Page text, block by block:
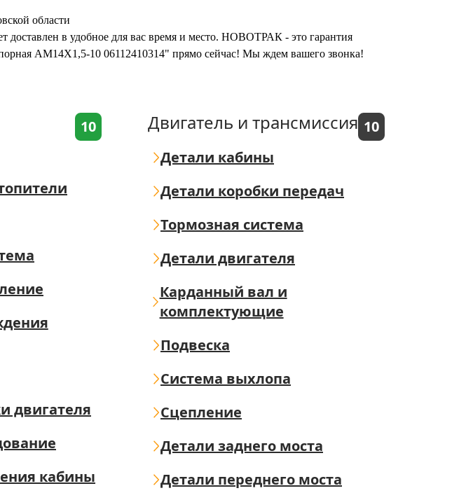
области
доставлен в удобное для вас время и место. НОВОТРАК - это гарантия
AM14X1,5-10 06112410314" прямо сейчас! Мы ждем вашего звонка!
10
двигателя
кабины
Двигатель и трансмиссия 10
Детали кабины
Детали коробки передач
Тормозная система
Детали двигателя
Карданный вал и
комплектующие
Подвеска
Система выхлопа
Сцепление
Детали заднего моста
Детали переднего моста